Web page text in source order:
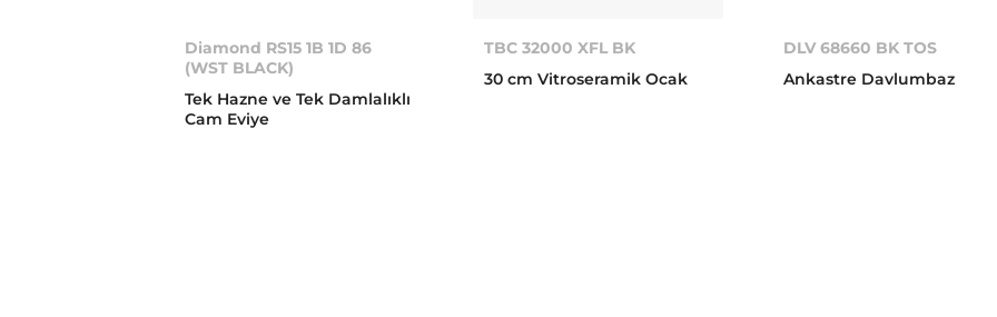
Diamond RS15 1B 1D 86
(WST BLACK)
Tek Hazne ve Tek Damlalıklı
Cam Eviye
DLV 68660 BK TOS
Ankastre Davlumbaz
TBC 32000 XFL BK
30 cm Vitroseramik Ocak